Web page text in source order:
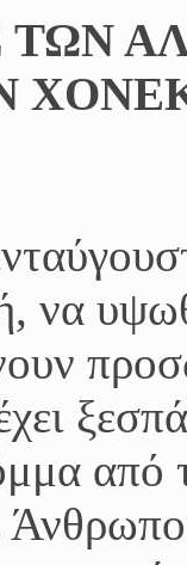
ΤΩΝ
να
από